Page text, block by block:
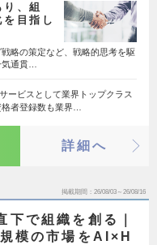
、組
目指し
略の策定など、戦略的思考を駆
通貫…
ービスとして業界トップクラス
者登録数も業界…
詳細へ
掲載期間 26/08/03～26/08/16
下で組織を創る｜
模の市場をAI×H